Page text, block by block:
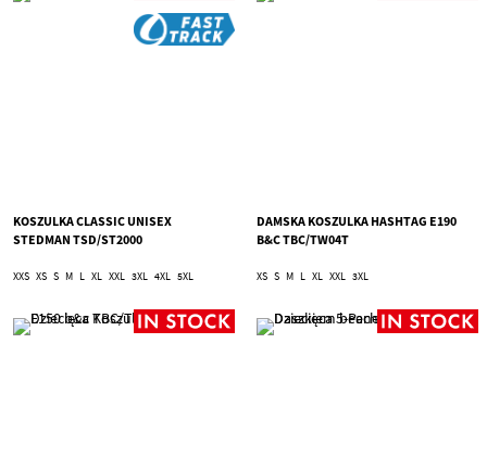
KOSZULKA CLASSIC UNISEX
STEDMAN TSD/ST2000
XXS XS S M L XL XXL 3XL 4XL 5XL
DAMSKA KOSZULKA HASHTAG E190
B&C TBC/TW04T
XS S M L XL XXL 3XL